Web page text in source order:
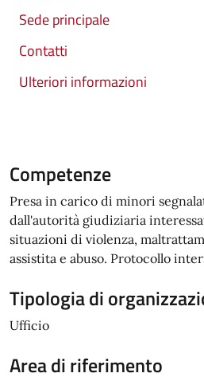
Sede principale
Contatti
Ulteriori informazioni
Competenze
Presa in carico di minori
dall'autorità giudiziaria
situazioni di violenza,
assistita e abuso. Protocollo
Tipologia di
Ufficio
Area di riferimento